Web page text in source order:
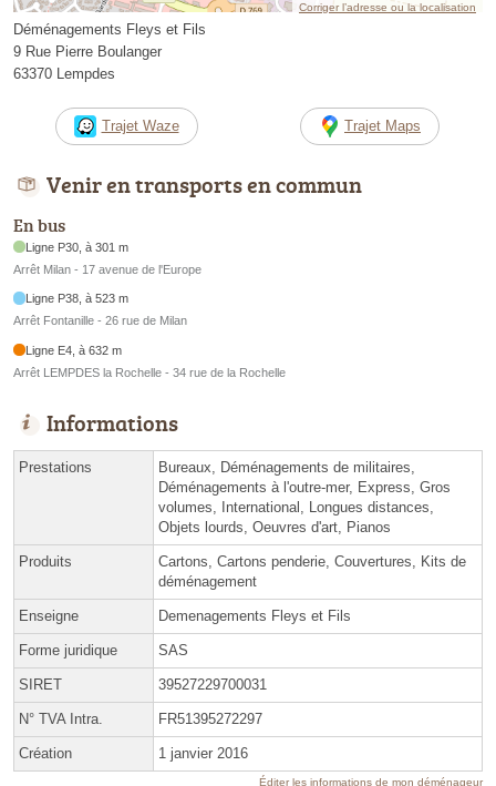
Corriger l’adresse ou la localisation
Déménagements Fleys et Fils
9 Rue Pierre Boulanger
63370 Lempdes
Trajet Waze Trajet Maps
Venir en transports en commun
En bus
Ligne P30, à 301 m
Arrêt Milan - 17 avenue de l'Europe
Ligne P38, à 523 m
Arrêt Fontanille - 26 rue de Milan
Ligne E4, à 632 m
Arrêt LEMPDES la Rochelle - 34 rue de la Rochelle
Informations
Prestations
Bureaux, Déménagements de militaires,
Déménagements à l'outre-mer, Express, Gros
volumes, International, Longues distances,
Objets lourds, Oeuvres d'art, Pianos
Produits
Cartons, Cartons penderie, Couvertures, Kits de
déménagement
Enseigne Demenagements Fleys et Fils
Forme juridique SAS
SIRET 39527229700031
N° TVA Intra. FR51395272297
Création 1 janvier 2016
Éditer les informations de mon déménageur